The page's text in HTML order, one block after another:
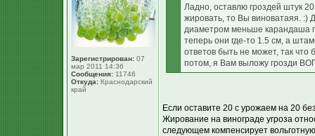
Зарегистрирован: 07
мар 2011 14:36
Сообщения: 11746
Откуда: Краснодарский
край
Ладно, оставлю гроздей штук
жировать, то Вы виноватаяя. :)
диаметром меньше карандаша
теперь они где-то 1.5 см, а
ответов быть не может, так что
потом, я Вам выложу грозди
Если оставите 20 с урожаем на 20
Жирование на винограде угроза
следующем компенсирует